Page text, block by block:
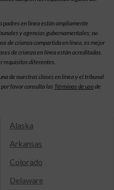
padres en línea están ampliamente
y agencias gubernamentales; no
de crianza compartida en línea, es mejor
de crianza en línea están acreditadas.
requisitos diferentes.
de nuestras clases en línea y el tribunal
favor consulta las Términos de usode
Alaska
Arkansas
Colorado
Delaware